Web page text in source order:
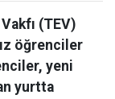
(TEV)
öğrenciler
yeni
yurtta